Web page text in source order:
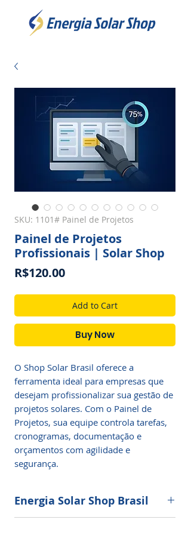
SKU: 1101# Painel de Projetos
Painel de Projetos
Profissionais | Solar Shop
R$120.00Price
Add to Cart
Buy Now
O Shop Solar Brasil oferece a
ferramenta ideal para empresas que
desejam profissionalizar sua gestão de
projetos solares. Com o Painel de
Projetos, sua equipe controla tarefas,
cronogramas, documentação e
orçamentos com agilidade e
segurança.
Energia Solar Shop Brasil